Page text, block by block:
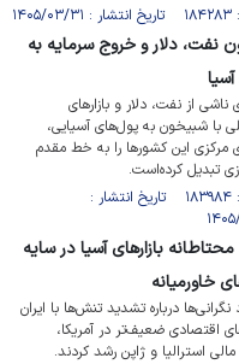
نفت، دلار و خروج سرمایه به
ناشی از نفت، دلار و بازار‌های
با شبیخون به پول‌های آسیایی،
مرکزی این کشور‌ها را به خط مقدم
تبدیل کرده‌است.
کد خبر: ۱۸۳۹۸۴ تاریخ انتشار :
۲۳
بازار‌های آسیا در سایه
خاورمیانه
درباره تشدید تنش‌ها با ایران
اقتصادی ضعیف‌تر در آمریکا،
مالی استرالیا و ژاپن رشد کردند.